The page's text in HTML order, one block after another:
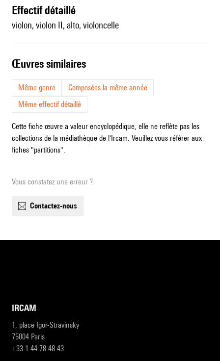
effectif détaillé
violon, violon II, alto, violoncelle
œuvres similaires
Même genre
Composées la même année
Même effectif détaillé
Cette fiche œuvre a valeur encyclopédique, elle ne reflète pas les
collections de la médiathèque de l'Ircam. Veuillez vous référer aux
fiches "partitions".
Vous constatez une erreur ?
contactez-nous
IRCAM
1, place Igor-Stravinsky
75004 Paris
+33 1 44 78 48 43